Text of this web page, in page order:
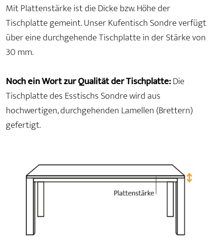
Mit Plattenstärke ist die Dicke bzw. Höhe der
Tischplatte gemeint. Unser Kufentisch Sondre verfügt
über eine durchgehende Tischplatte in der Stärke von
30 mm.
Noch ein Wort zur Qualität der Tischplatte:Die
Tischplatte des Esstischs Sondre wird aus
hochwertigen, durchgehenden Lamellen (Brettern)
gefertigt.